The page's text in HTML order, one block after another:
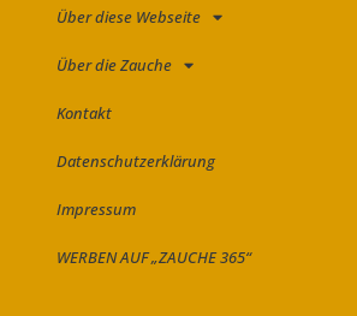
Über diese Webseite
Über die Zauche
Kontakt
Datenschutzerklärung
Impressum
WERBEN AUF „ZAUCHE 365“